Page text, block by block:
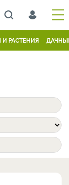
И РАСТЕНИЯ